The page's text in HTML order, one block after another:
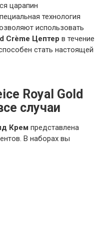
царапин
технология
использовать
Crème Цептер в течение
стать настоящей
Royal Gold
случаи
Крем представлена
В наборах вы